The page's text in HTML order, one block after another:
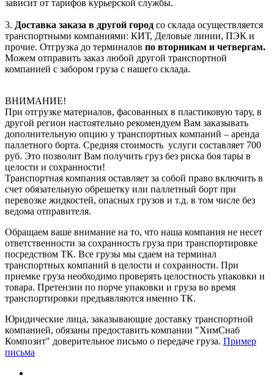
зависит от тарифов курьерской службы.
3. Доставка заказа в другой город со склада осуществляется
транспортными компаниями: КИТ, Деловые линии, ПЭК и
прочие. Отгрузка до терминалов по вторникам и четвергам.
Можем отправить заказ любой другой транспортной
компанией с забором груза с нашего склада.
ВНИМАНИЕ!
При отгрузке материалов, фасованных в пластиковую тару, в
другой регион настоятельно рекомендуем Вам заказывать
дополнительную опцию у транспортных компаний – аренда
паллетного борта. Средняя стоимость услуги составляет 700
руб. Это позволит Вам получить груз без риска боя тары в
целости и сохранности!
Транспортная компания оставляет за собой право включить в
счет обязательную обрешетку или паллетный борт при
перевозке жидкостей, опасных грузов и т.д. в том числе без
ведома отправителя.
Обращаем ваше внимание на то, что наша компания не несет
ответственности за сохранность груза при транспортировке
посредством ТК. Все грузы мы сдаем на терминал
транспортных компаний в целости и сохранности. При
приемке груза необходимо проверять целостность упаковки и
товара. Претензии по порче упаковки и груза во время
транспортировки предъявляются именно ТК.
Юридические лица, заказывающие доставку транспортной
компанией, обязаны предоставить компании "ХимСнаб
Композит" доверительное письмо о передаче груза. Пример
письма